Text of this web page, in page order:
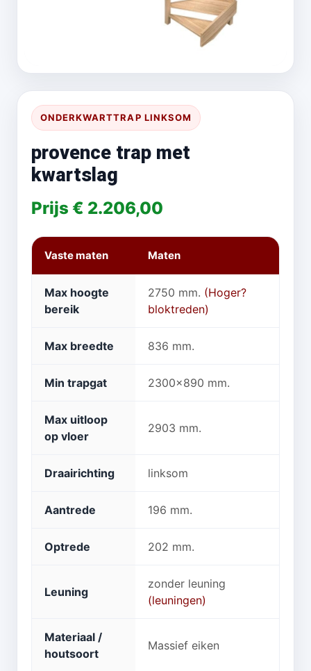
ONDERKWARTTRAP LINKSOM
provence trap met
kwartslag
Prijs € 2.206,00
Vaste maten Maten
Max hoogte
bereik
2750 mm. (Hoger?
bloktreden)
Max breedte 836 mm.
Min trapgat 2300x890 mm.
Max uitloop
op vloer
2903 mm.
Draairichting linksom
Aantrede 196 mm.
Optrede 202 mm.
Leuning
zonder leuning
(leuningen)
Materiaal /
houtsoort
Massief eiken